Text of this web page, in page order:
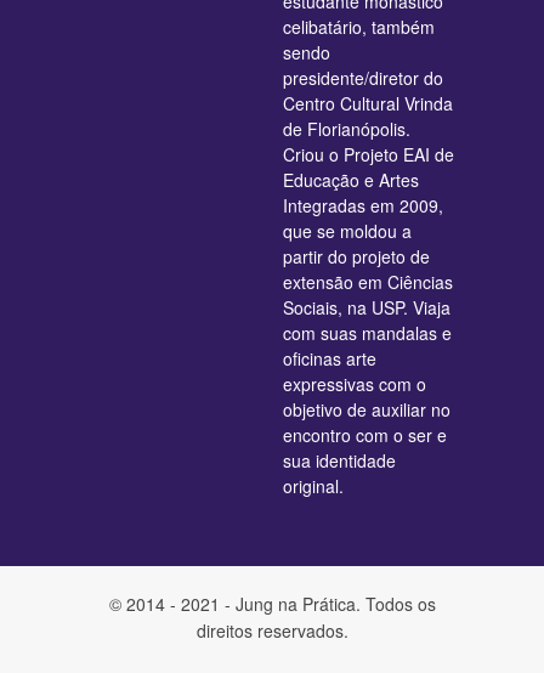
celibatário, também
sendo
presidente/diretor do
Centro Cultural Vrinda
de Florianópolis.
Criou o Projeto EAI de
Educação e Artes
Integradas em 2009,
que se moldou a
partir do projeto de
extensão em Ciências
Sociais, na USP. Viaja
com suas mandalas e
oficinas arte
expressivas com o
objetivo de auxiliar no
encontro com o ser e
sua identidade
original.
© 2014 - 2021 - Jung na Prática. Todos os
direitos reservados.